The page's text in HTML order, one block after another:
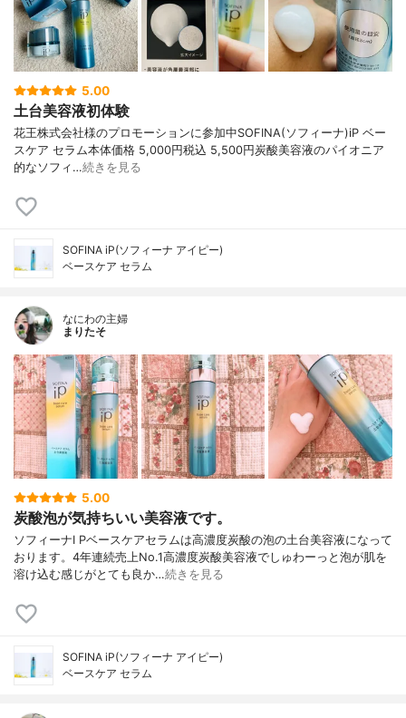
5.00
土台美容液初体験
花王株式会社様のプロモーションに参加中SOFINA(ソフィーナ)iP ベー
スケア セラム本体価格 5,000円税込 5,500円炭酸美容液のパイオニア
的なソフィ…続きを見る
SOFINA iP(ソフィーナ アイピー)
ベースケア セラム
なにわの主婦
まりたそ
5.00
炭酸泡が気持ちいい美容液です。
ソフィーナI Pベースケアセラムは高濃度炭酸の泡の土台美容液になって
おります。4年連続売上No.1高濃度炭酸美容液でしゅわーっと泡が肌を
溶け込む感じがとても良か…続きを見る
SOFINA iP(ソフィーナ アイピー)
ベースケア セラム